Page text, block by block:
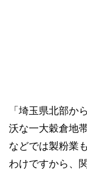
「埼玉県北部か
沃な一大穀倉地
などでは製粉業
わけですから、